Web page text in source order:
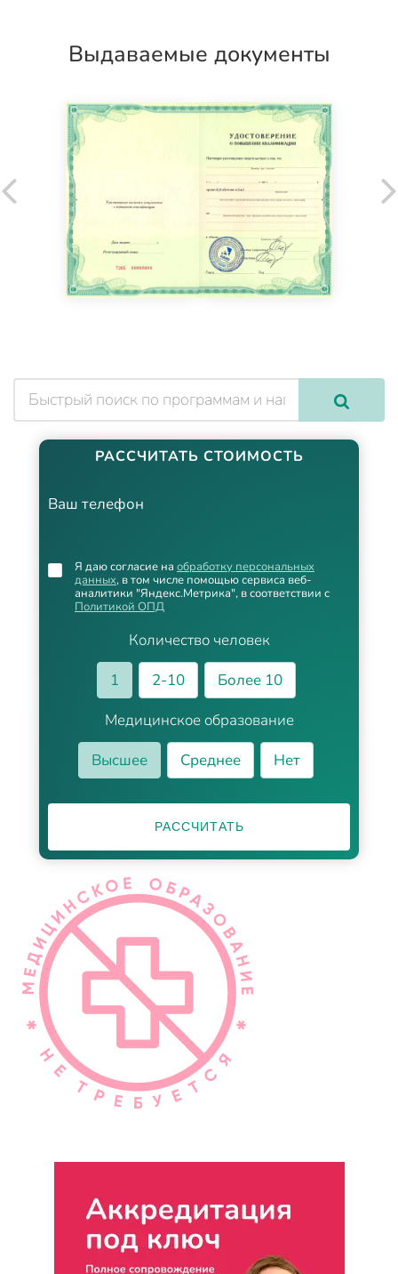
Выдаваемые документы
РАССЧИТАТЬ СТОИМОСТЬ
Ваш телефон
Количество человек
1
2-10
Более 10
Медицинское образование
Высшее
Среднее Нет
Я даю согласие на обработку персональных
данных, в том числе помощью сервиса веб-
аналитики "Яндекс.Метрика", в соответствии с
Политикой ОПД
РАССЧИТАТЬ